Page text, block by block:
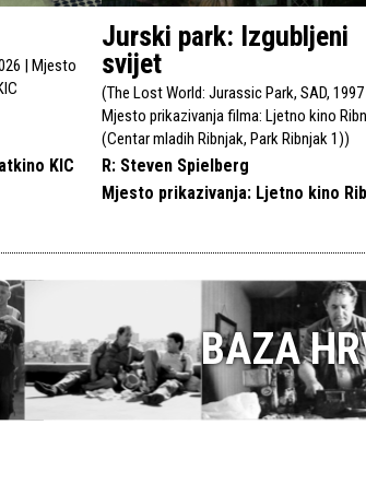
| Mjesto
KIC
Jurski park: Izgubljeni
svijet
(The Lost World: Jurassic Park, SAD, 1997 |
Mjesto prikazivanja filma: Ljetno kino
(Centar mladih Ribnjak, Park Ribnjak 1))
R: Steven Spielberg
Mjesto prikazivanja: Ljetno kino
BAZA